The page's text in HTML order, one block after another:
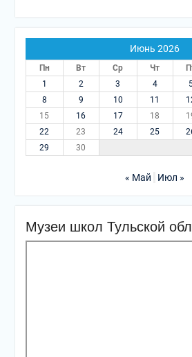
Июнь 2026
Пн Вт Ср Чт
1
2 3 4
8
9 10 11
15
16 17 18
22
23 24 25
29
30
« Май Июл »
Музеи школ Тульской